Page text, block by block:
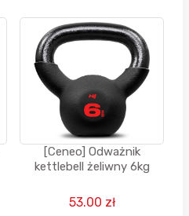
[Ceneo] Odważnik
kettlebell żeliwny 6kg
53.00 zł